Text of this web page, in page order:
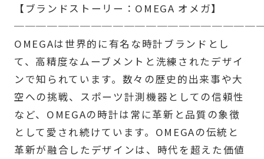
【ブランドストーリー：OMEGA オメガ】
OMEGAは世界的に有名な時計ブランドとし
て、高精度なムーブメントと洗練されたデザイ
ンで知られています。数々の歴史的出来事や大
空への挑戦、スポーツ計測機器としての信頼性
など、OMEGAの時計は常に革新と品質の象徴
として愛され続けています。OMEGAの伝統と
革新が融合したデザインは、時代を超えた価値